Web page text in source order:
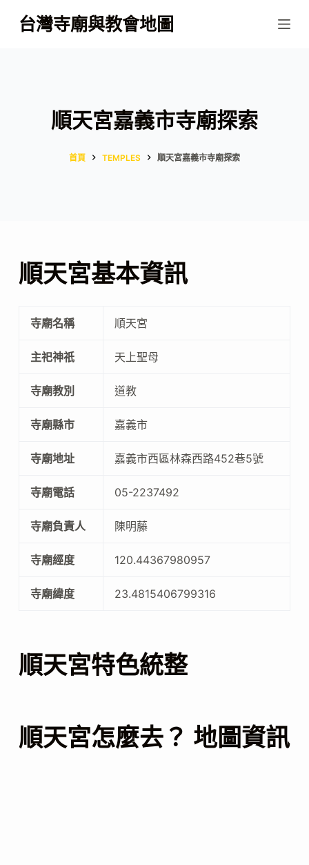
跳
至
台灣寺廟與教會地圖
順天宮嘉義市寺廟探索
首頁 TEMPLES 順天宮嘉義市寺廟探索
順天宮基本資訊
寺廟名稱 順天宮
主祀神祇 天上聖母
寺廟教別 道教
寺廟縣市 嘉義市
寺廟地址 嘉義市西區林森西路452巷5號
寺廟電話 05-2237492
寺廟負責人 陳明藤
寺廟經度 120.44367980957
寺廟緯度 23.4815406799316
順天宮特色統整
順天宮怎麼去？ 地圖資訊